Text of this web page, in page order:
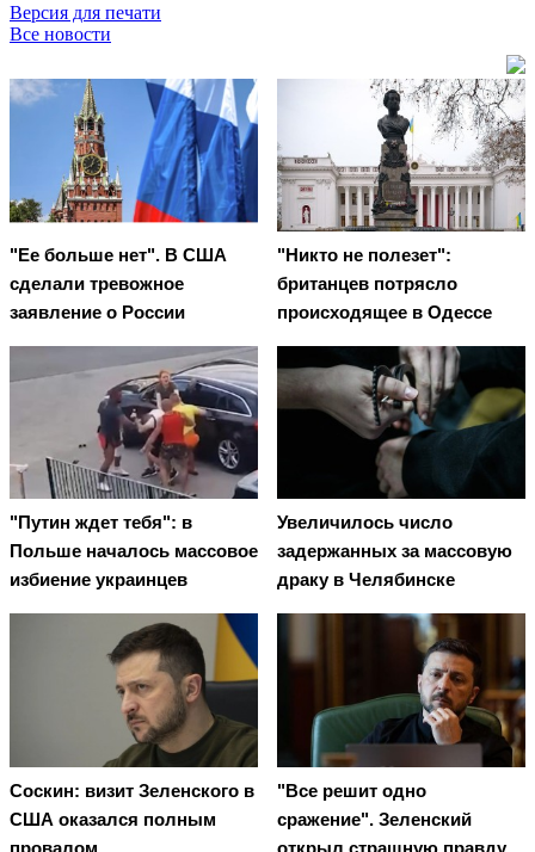
Версия для печати
Все новости
"Ее больше нет". В США
сделали тревожное
заявление о России
"Никто не полезет":
британцев потрясло
происходящее в Одессе
"Путин ждет тебя": в
Польше началось массовое
избиение украинцев
Увеличилось число
задержанных за массовую
драку в Челябинске
Соскин: визит Зеленского в
США оказался полным
провалом
"Все решит одно
сражение". Зеленский
открыл страшную правду